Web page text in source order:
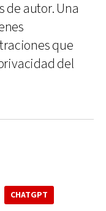
de autor. Una
que
del
CHATGPT